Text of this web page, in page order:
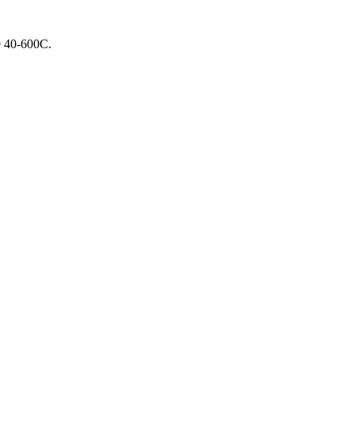
40-600C.